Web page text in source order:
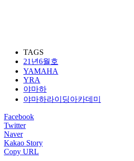
TAGS
21년6월호
YAMAHA
YRA
야마하
야마하라이딩아카데미
Facebook
Twitter
Naver
Kakao Story
Copy URL